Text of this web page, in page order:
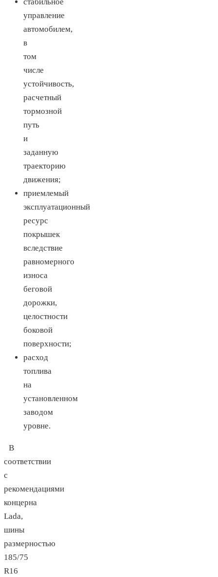
управление
автомобилем,
в
том
числе
устойчивость,
расчетный
тормозной
путь
и
заданную
траекторию
движения;
приемлемый
эксплуатационный
ресурс
покрышек
вследствие
равномерного
износа
беговой
дорожки,
целостности
боковой
поверхности;
расход
топлива
на
установленном
заводом
уровне.
В
соответствии
с
рекомендациями
концерна
Lada,
шины
размерностью
185/75
R16